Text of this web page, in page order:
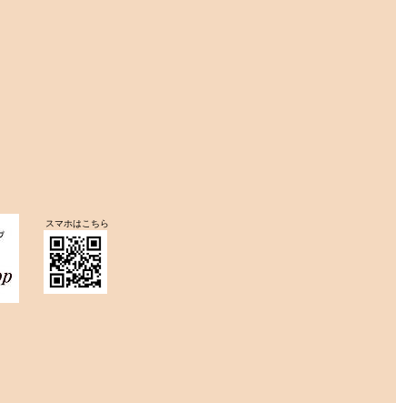
スマホはこちら